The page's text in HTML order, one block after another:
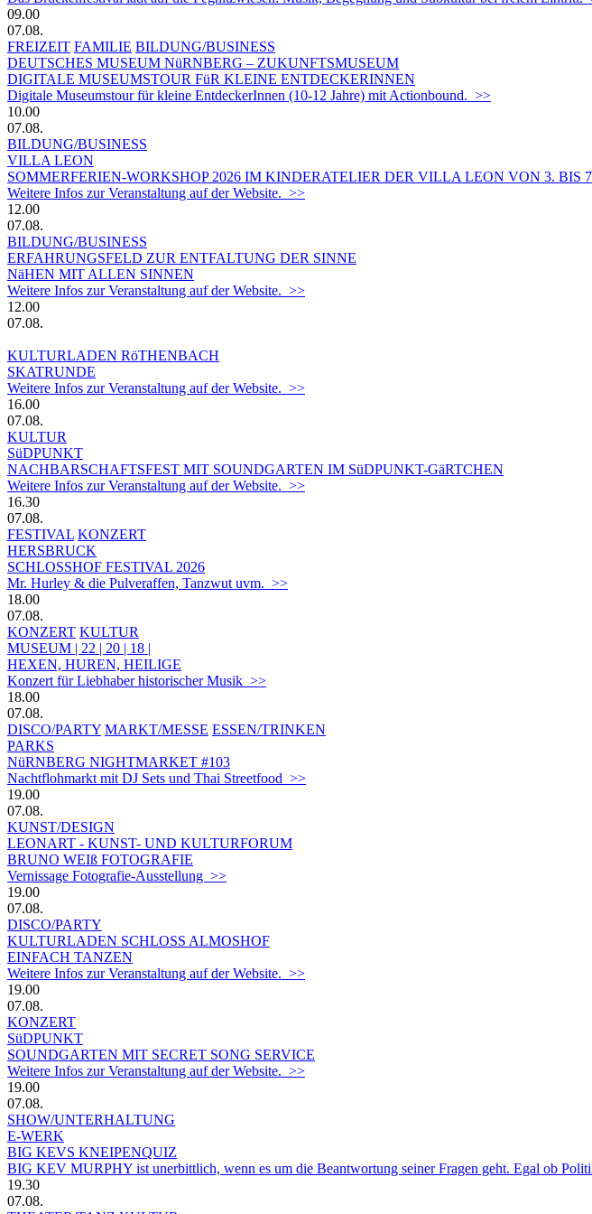
09.00
07.08.
FREIZEIT FAMILIE BILDUNG/BUSINESS
DEUTSCHES MUSEUM NüRNBERG – ZUKUNFTSMUSEUM
DIGITALE MUSEUMSTOUR FüR KLEINE ENTDECKERINNEN
Digitale Museumstour für kleine EntdeckerInnen (10-12 Jahre) mit Actionbound. >>
10.00
07.08.
BILDUNG/BUSINESS
VILLA LEON
SOMMERFERIEN-WORKSHOP 2026 IM KINDERATELIER DER VILLA LEON VON 3. BIS
Weitere Infos zur Veranstaltung auf der Website. >>
12.00
07.08.
BILDUNG/BUSINESS
ERFAHRUNGSFELD ZUR ENTFALTUNG DER SINNE
NäHEN MIT ALLEN SINNEN
Weitere Infos zur Veranstaltung auf der Website. >>
12.00
07.08.
KULTURLADEN RöTHENBACH
SKATRUNDE
Weitere Infos zur Veranstaltung auf der Website. >>
16.00
07.08.
KULTUR
SüDPUNKT
NACHBARSCHAFTSFEST MIT SOUNDGARTEN IM SüDPUNKT-GäRTCHEN
Weitere Infos zur Veranstaltung auf der Website. >>
16.30
07.08.
FESTIVAL KONZERT
HERSBRUCK
SCHLOSSHOF FESTIVAL 2026
Mr. Hurley & die Pulveraffen, Tanzwut uvm. >>
18.00
07.08.
KONZERT KULTUR
MUSEUM | 22 | 20 | 18 |
HEXEN, HUREN, HEILIGE
Konzert für Liebhaber historischer Musik >>
18.00
07.08.
DISCO/PARTY MARKT/MESSE ESSEN/TRINKEN
PARKS
NüRNBERG NIGHTMARKET #103
Nachtflohmarkt mit DJ Sets und Thai Streetfood >>
19.00
07.08.
KUNST/DESIGN
LEONART - KUNST- UND KULTURFORUM
BRUNO WEIß FOTOGRAFIE
Vernissage Fotografie-Ausstellung >>
19.00
07.08.
DISCO/PARTY
KULTURLADEN SCHLOSS ALMOSHOF
EINFACH TANZEN
Weitere Infos zur Veranstaltung auf der Website. >>
19.00
07.08.
KONZERT
SüDPUNKT
SOUNDGARTEN MIT SECRET SONG SERVICE
Weitere Infos zur Veranstaltung auf der Website. >>
19.00
07.08.
SHOW/UNTERHALTUNG
E-WERK
BIG KEVS KNEIPENQUIZ
BIG KEV MURPHY ist unerbittlich, wenn es um die Beantwortung seiner Fragen geht. Egal ob
19.30
07.08.